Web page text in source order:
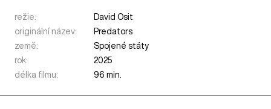
režie:
David Osit
originální název:
Predators
země:
Spojené státy
rok:
2025
délka filmu:
96 min.